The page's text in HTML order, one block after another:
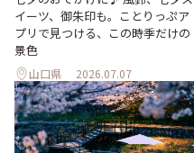
イーツ、御朱印も。ことりっぷア
プリで見つける、この時季だけの
景色
山口県 2026.07.07